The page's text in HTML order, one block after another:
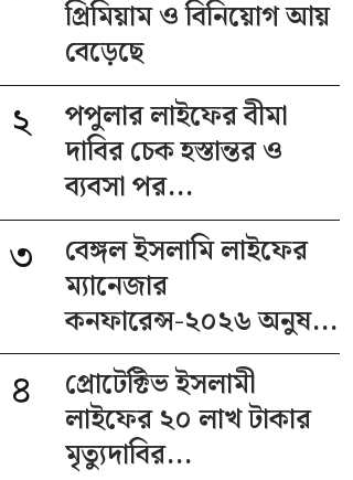
প্রিমিয়াম ও বিনিয়োগ আয়
বেড়েছে
২
পপুলার লাইফের বীমা
দাবির চেক হস্তান্তর ও
ব্যবসা পর...
৩
বেঙ্গল ইসলামি লাইফের
ম্যানেজার
কনফারেন্স-২০২৬ অনুষ...
৪
প্রোটেক্টিভ ইসলামী
লাইফের ২০ লাখ টাকার
মৃত্যুদাবির...